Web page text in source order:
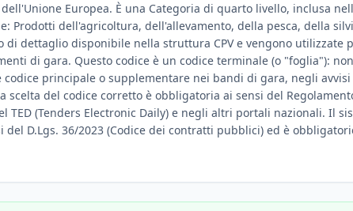
Europea. È una Categoria di quarto livello, inclusa
Prodotti dell'agricoltura, dell'allevamento, della pesca, della
dettaglio disponibile nella struttura CPV e vengono utilizzate
di gara. Questo codice è un codice terminale (o "foglia"):
principale o supplementare nei bandi di gara, negli
del codice corretto è obbligatoria ai sensi del
(Tenders Electronic Daily) e negli altri portali nazionali. Il
D.Lgs. 36/2023 (Codice dei contratti pubblici) ed è